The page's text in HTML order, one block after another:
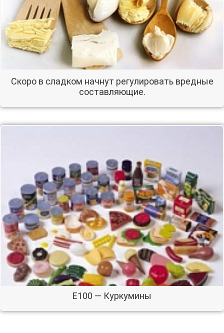
Скоро в сладком начнут регулировать вредные
составляющие.
E100 — Куркумины